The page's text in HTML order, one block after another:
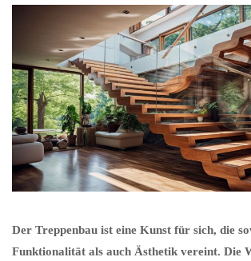
Der Treppenbau ist eine Kunst für sich, die
Funktionalität als auch Ästhetik vereint. Die